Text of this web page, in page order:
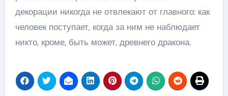
декорации никогда не отвлекают от главного: как
человек поступает, когда за ним не наблюдает
никто, кроме, быть может, древнего дракона.